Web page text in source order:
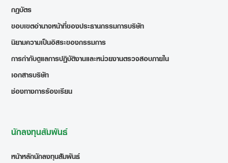
กฎบัตร
ขอบเขตอำนาจหน้าที่ของประธานกรรมการบริษัท
นิยามความเป็นอิสระของกรรมการ
การกำกับดูแลการปฏิบัติงานและหน่วยงานตรวจสอบภายใน
เอกสารบริษัท
ช่องทางการร้องเรียน
นักลงทุนสัมพันธ์
หน้าหลักนักลงทุนสัมพันธ์